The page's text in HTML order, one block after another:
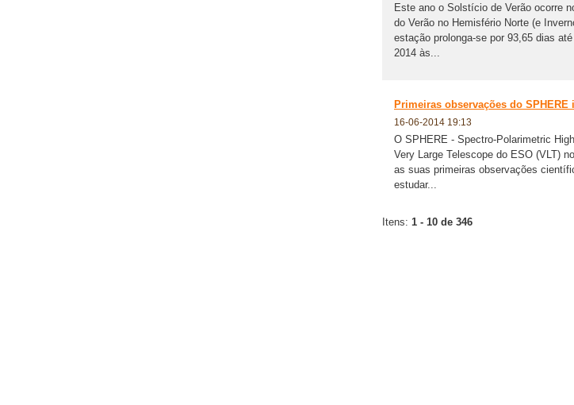
Este ano o Solstício de Verão ocorre
do Verão no Hemisfério Norte (e
estação prolonga-se por 93,65 dias
2014 às...
Primeiras observações do
16-06-2014 19:13
O SPHERE - Spectro-Polarimetric
Very Large Telescope do ESO (VLT)
as suas primeiras observações
estudar...
Itens: 1 - 10 de 346